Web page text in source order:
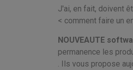
J'ai, en fait, doivent
< comment faire un
NOUVEAUTE
permanence les
. Ils vous propose